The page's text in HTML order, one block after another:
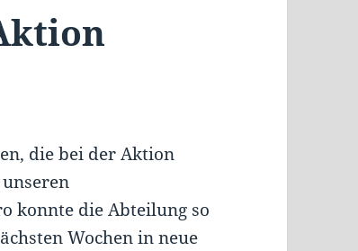
die bei der Aktion
konnte die Abteilung so
Wochen in neue